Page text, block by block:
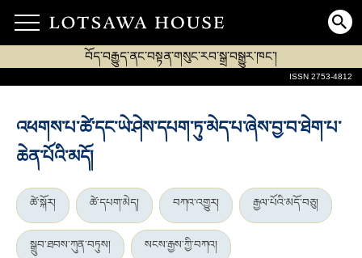
བོད་བརྒྱུད་ནང་བསྟན་གསུང་རབ་སྒྲ་བསྒྱུར་ཁང་།
ISSN 2753-4812
འཕགས་པ་ཚེ་དང་ཡེ་ཤེས་དཔག་ཏུ་མེད་པ་ཞེས་བྱ་བ་ཐེག་པ་
ཆེན་པོའི་མདོ།
ཚེ་སྐོར། ཚེ་དཔག་མེད། བཀའ་འགྱུར། རྒྱལ་པོའི་མདོ་བཅུ།
སྒྲུབ་ཐབས་ཀུན་བཏུས། སངས་རྒྱས་ཀྱི་བཀའ།